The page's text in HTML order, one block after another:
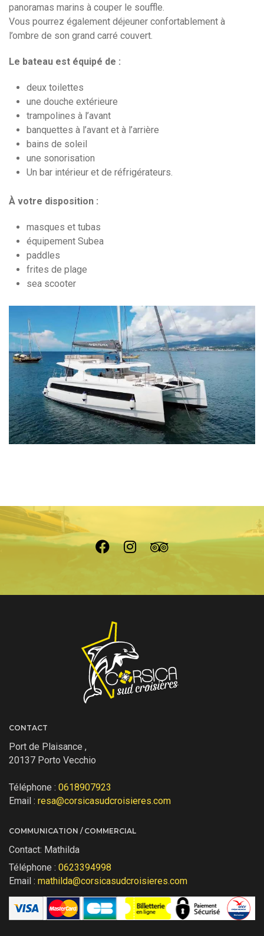
panoramas marins à couper le souffle.
Vous pourrez également déjeuner confortablement à
l’ombre de son grand carré couvert.
Le bateau est équipé de :
deux toilettes
une douche extérieure
trampolines à l’avant
banquettes à l’avant et à l’arrière
bains de soleil
une sonorisation
Un bar intérieur et de réfrigérateurs.
À votre disposition :
masques et tubas
équipement Subea
paddles
frites de plage
sea scooter
CONTACT
Port de Plaisance ,
20137 Porto Vecchio
Téléphone : 0618907923
Email : resa@corsicasudcroisieres.com
COMMUNICATION / COMMERCIAL
Contact: Mathilda
Téléphone : 0623394998
Email : mathilda@corsicasudcroisieres.com